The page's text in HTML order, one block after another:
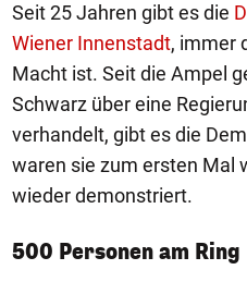
Seit 25 Jahren gibt es die
Wiener Innenstadt, immer
Macht ist. Seit die Ampel
Schwarz über eine
verhandelt, gibt es die
waren sie zum ersten Mal
wieder demonstriert.
500 Personen am Ring